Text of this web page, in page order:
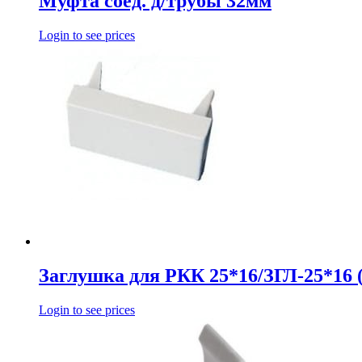
Login to see prices
Заглушка для РКК 25*16/ЗГЛ-25*16
Login to see prices